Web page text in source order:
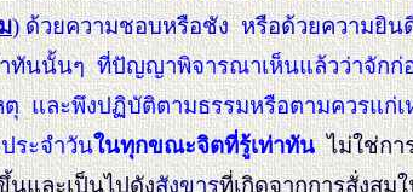
) ด้วยความชอบหรือชัง หรือด้วยความยิน
าทันนั้นๆที่ปัญญาพิจารณาเห็นแล้วว่าจักก่
และพึงปฏิบัติตามธรรมหรือตามควรแก่
ระจำวันในทุกขณะจิตที่รู้เท่าทัน ไม่ใช่กา
และเป็นไปดังสังขารที่เกิดจากการสั่งสม